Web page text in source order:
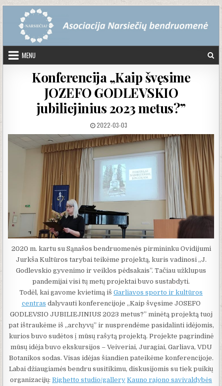
Skip to content
MENU
Konferencija „Kaip švęsime
JOZEFO GODLEVSKIO
jubiliejinius 2023 metus?”
PUBLISHED DATE:
2022-03-03
2020 m. kartu su Sąnašos bendruomenės pirmininku Ovidijumi
Jurkša Kultūros tarybai teikėme projektą, kuris vadinosi „J.
Godlevskio gyvenimo ir veiklos pėdsakais”. Tačiau užklupus
pandemijai visi tų metų projektai buvo sustabdyti.
Todėl, kai gavome kvietimą iš Garliavos sporto ir kultūros
centras dalyvauti konferencijoje „Kaip švęsime JOSEFO
GODLEVSIO JUBILIEJINIUS 2023 metus?” minėtą projektą tuoj
pat ištraukėme iš „archyvų” ir nusprendėme pasidalinti idėjomis,
kurios buvo sudėtos į mūsų rašytą projektą. Projekte pagrindinė
mūsų idėja buvo ekskursijos – Veiveriai, Juragiai, Garliava, VDU
Botanikos sodas. Visas idėjas šiandien pateikėme konferencijoje.
Labai džiaugiamės bendru susitikimu, diskusijomis su tiek puikių
organizacijų: Righetto studio/gallery Kauno rajono savivaldybės